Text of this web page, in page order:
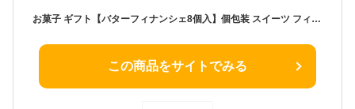
お菓子 ギフト【バターフィナンシェ8個入】個包装 スイーツ フィナンシェ 焼き菓子 洋菓子 内祝い お祝い お礼 可愛い おしゃれ 職場 ご挨拶 東京 お土産 人気 プレゼント バターバトラー お供え お中元 夏ギフト 暑中見舞い
この商品をサイトでみる